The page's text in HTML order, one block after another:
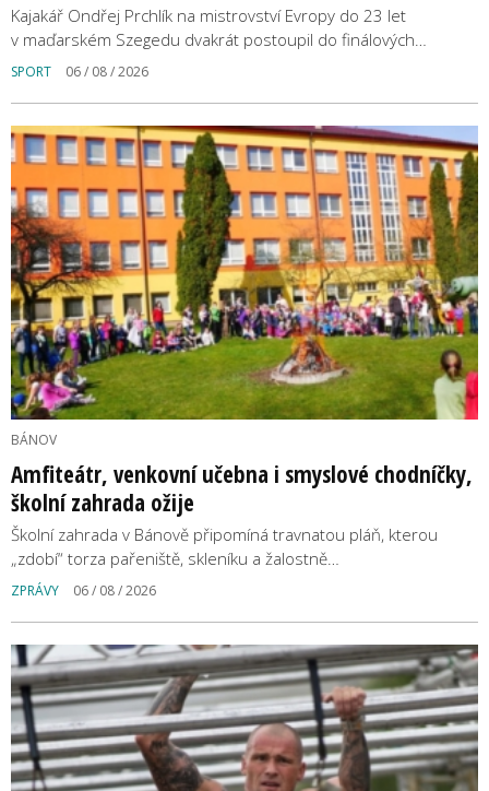
Kajakář Ondřej Prchlík na mistrovství Evropy do 23 let
v maďarském Szegedu dvakrát postoupil do finálových…
SPORT 06 / 08 / 2026
BÁNOV
Amfiteátr, venkovní učebna i smyslové chodníčky,
školní zahrada ožije
Školní zahrada v Bánově připomíná travnatou pláň, kterou
„zdobí“ torza pařeniště, skleníku a žalostně…
ZPRÁVY 06 / 08 / 2026